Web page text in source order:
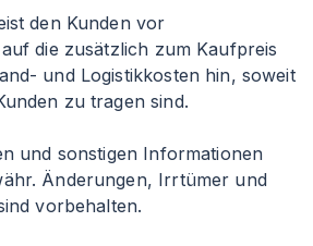
den Kunden vor
die zusätzlich zum Kaufpreis
und Logistikkosten hin, soweit
zu tragen sind.
und sonstigen Informationen
Änderungen, Irrtümer und
vorbehalten.